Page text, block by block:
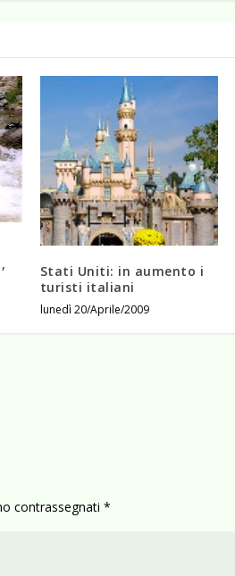
Stati Uniti: in aumento i
turisti italiani
lunedì 20/Aprile/2009
contrassegnati*